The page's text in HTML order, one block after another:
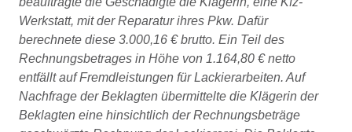
Werkstatt, mit der Reparatur ihres Pkw. Dafür
berechnete diese 3.000,16 € brutto. Ein Teil des
Rechnungsbetrages in Höhe von 1.164,80 € netto
entfällt auf Fremdleistungen für Lackierarbeiten. Auf
Nachfrage der Beklagten übermittelte die Klägerin der
Beklagten eine hinsichtlich der Rechnungsbeträge